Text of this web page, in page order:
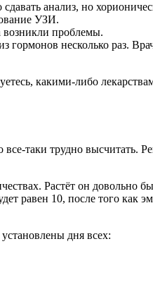
анализ, но
УЗИ.
возникли проблемы.
несколько раз.
какими-либо
таки трудно высчитать.
Растёт он довольно
равен 10, после того как
дня всех: